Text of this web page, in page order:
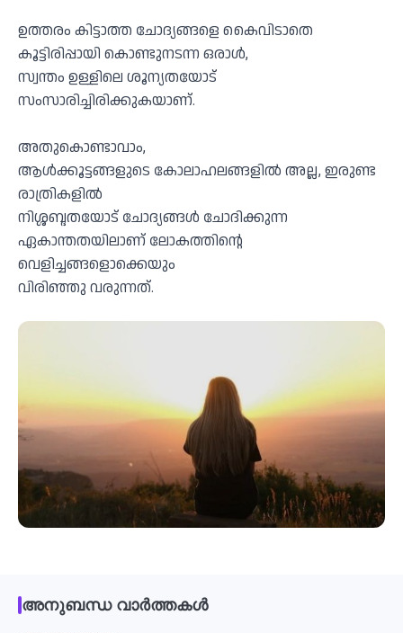
ഉത്തരം കിട്ടാത്ത ചോദ്യങ്ങളെ കൈവിടാതെ
കൂട്ടിരിപ്പായി കൊണ്ടുനടന്ന ഒരാൾ,
സ്വന്തം ഉള്ളിലെ ശൂന്യതയോട്
സംസാരിച്ചിരിക്കുകയാണ്.
അതുകൊണ്ടാവാം,
ആൾക്കൂട്ടങ്ങളുടെ കോലാഹലങ്ങളിൽ അല്ല, ഇരുണ്ട
രാത്രികളിൽ
നിശ്ശബ്ദതയോട് ചോദ്യങ്ങൾ ചോദിക്കുന്ന
ഏകാന്തതയിലാണ് ലോകത്തിന്റെ
വെളിച്ചങ്ങളൊക്കെയും
വിരിഞ്ഞു വരുന്നത്.
അനുബന്ധ വാർത്തകൾ